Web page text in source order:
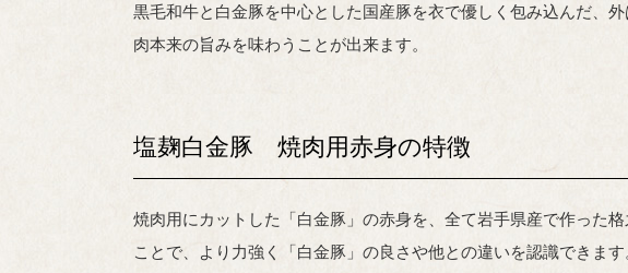
黒毛和牛と白金豚を中心とした国産豚を衣で優しく包み込んだ、
肉本来の旨みを味わうことが出来ます。
塩麹白金豚 焼肉用赤身の特徴
焼肉用にカットした「白金豚」の赤身を、全て岩手県産で作った
ことで、より力強く「白金豚」の良さや他との違いを認識できま